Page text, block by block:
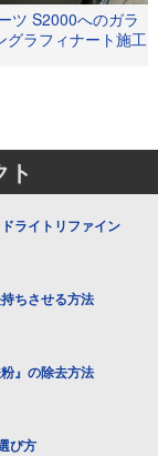
ツ S2000へのガラ
グラフィナート施工
ト
ライトリファイン
ちさせる方法
』の除去方法
び方